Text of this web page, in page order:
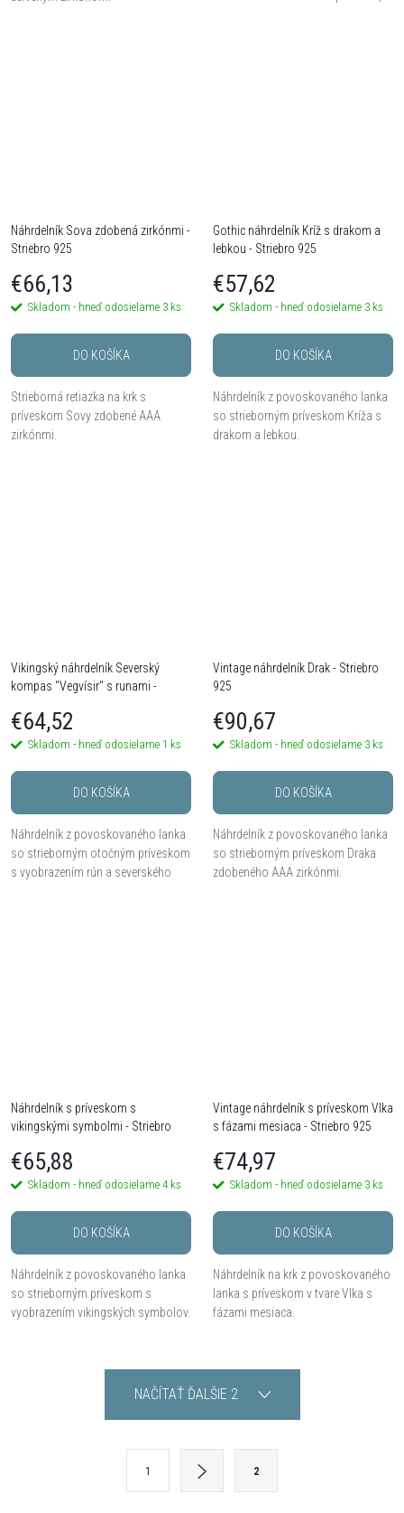
Náhrdelník Sova zdobená zirkónmi -
Striebro 925
€66,13
Skladom - hneď odosielame 3 ks
DO KOŠÍKA
Strieborná retiazka na krk s
príveskom Sovy zdobené AAA
zirkónmi.
Gothic náhrdelník Kríž s drakom a
lebkou - Striebro 925
€57,62
Skladom - hneď odosielame 3 ks
DO KOŠÍKA
Náhrdelník z povoskovaného lanka
so strieborným príveskom Kríža s
drakom a lebkou.
Vikingský náhrdelník Severský
kompas "Vegvísir" s runami -
€64,52
Skladom - hneď odosielame 1 ks
DO KOŠÍKA
Náhrdelník z povoskovaného lanka
so strieborným otočným príveskom
s vyobrazením rún a severského
Vintage náhrdelník Drak - Striebro
925
€90,67
Skladom - hneď odosielame 3 ks
DO KOŠÍKA
Náhrdelník z povoskovaného lanka
so strieborným príveskom Draka
zdobeného AAA zirkónmi.
Náhrdelník s príveskom s
vikingskými symbolmi - Striebro
€65,88
Skladom - hneď odosielame 4 ks
DO KOŠÍKA
Náhrdelník z povoskovaného lanka
so strieborným príveskom s
vyobrazením vikingských symbolov.
Vintage náhrdelník s príveskom Vlka
s fázami mesiaca - Striebro 925
€74,97
Skladom - hneď odosielame 3 ks
DO KOŠÍKA
Náhrdelník na krk z povoskovaného
lanka s príveskom v tvare Vlka s
fázami mesiaca.
NAČÍTAŤ ĎALŠIE 2
1 2